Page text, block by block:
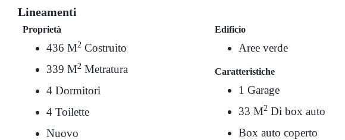
Lineamenti
Proprietà
436 M2 Costruito
339 M2 Metratura
4 Dormitori
4 Toilette
Nuovo
Edificio
Aree verde
Caratteristiche
1 Garage
33 M2 Di box auto
Box auto coperto